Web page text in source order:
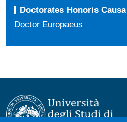
Doctorates Honoris Causa
Doctor Europaeus